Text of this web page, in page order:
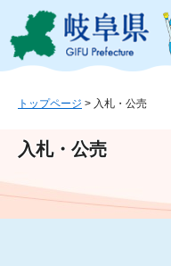
ジ
ュ
文
こ
トップページ > 入札・公売
入札・公売